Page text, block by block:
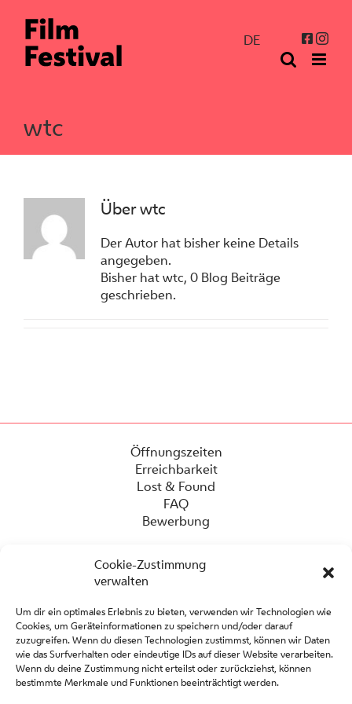
Cookie-Zustimmung
verwalten
Um dir ein optimales Erlebnis zu bieten, verwenden wir Technologien wie
Cookies, um Geräteinformationen zu speichern und/oder darauf
zuzugreifen. Wenn du diesen Technologien zustimmst, können wir Daten
wie das Surfverhalten oder eindeutige IDs auf dieser Website verarbeiten.
Wenn du deine Zustimmung nicht erteilst oder zurückziehst, können
bestimmte Merkmale und Funktionen beeinträchtigt werden.
Inhalt
springen
DE
wtc
Überwtc
Der Autor hat bisher keine Details
angegeben.
Bisher hat wtc, 0 Blog Beiträge
geschrieben.
Öffnungszeiten
Erreichbarkeit
Lost & Found
FAQ
Bewerbung
Presse
Kontakt